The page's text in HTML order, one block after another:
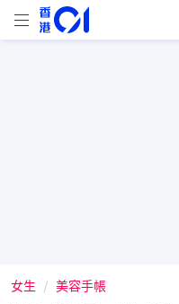
女生 美容手帳